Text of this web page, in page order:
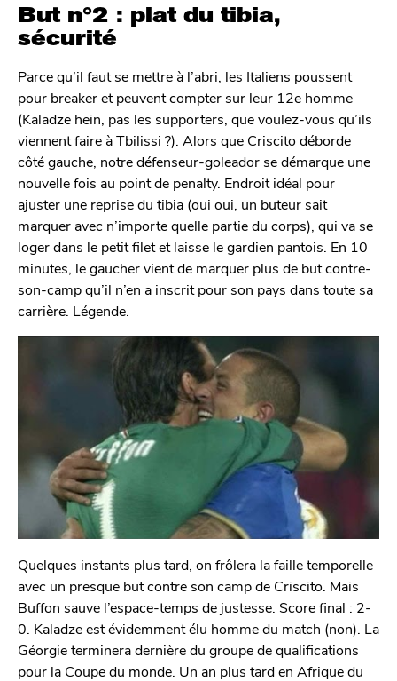
But n°2 : plat du tibia,
sécurité
Parce qu’il faut se mettre à l’abri, les Italiens poussent
pour breaker et peuvent compter sur leur 12e homme
(Kaladze hein, pas les supporters, que voulez-vous qu’ils
viennent faire à Tbilissi ?). Alors que Criscito déborde
côté gauche, notre défenseur-goleador se démarque une
nouvelle fois au point de penalty. Endroit idéal pour
ajuster une reprise du tibia (oui oui, un buteur sait
marquer avec n’importe quelle partie du corps), qui va se
loger dans le petit filet et laisse le gardien pantois. En 10
minutes, le gaucher vient de marquer plus de but contre-
son-camp qu’il n’en a inscrit pour son pays dans toute sa
carrière. Légende.
Quelques instants plus tard, on frôlera la faille temporelle
avec un presque but contre son camp de Criscito. Mais
Buffon sauve l’espace-temps de justesse. Score final : 2-
0. Kaladze est évidemment élu homme du match (non). La
Géorgie terminera dernière du groupe de qualifications
pour la Coupe du monde. Un an plus tard en Afrique du